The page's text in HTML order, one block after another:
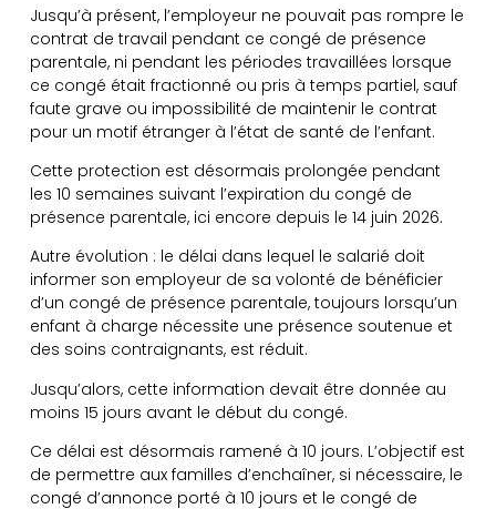
Jusqu’à présent, l’employeur ne pouvait pas rompre le
contrat de travail pendant ce congé de présence
parentale, ni pendant les périodes travaillées lorsque
ce congé était fractionné ou pris à temps partiel, sauf
faute grave ou impossibilité de maintenir le contrat
pour un motif étranger à l’état de santé de l’enfant.
Cette protection est désormais prolongée pendant
les 10 semaines suivant l’expiration du congé de
présence parentale, ici encore depuis le 14 juin 2026.
Autre évolution : le délai dans lequel le salarié doit
informer son employeur de sa volonté de bénéficier
d’un congé de présence parentale, toujours lorsqu’un
enfant à charge nécessite une présence soutenue et
des soins contraignants, est réduit.
Jusqu’alors, cette information devait être donnée au
moins 15 jours avant le début du congé.
Ce délai est désormais ramené à 10 jours. L’objectif est
de permettre aux familles d’enchaîner, si nécessaire, le
congé d’annonce porté à 10 jours et le congé de